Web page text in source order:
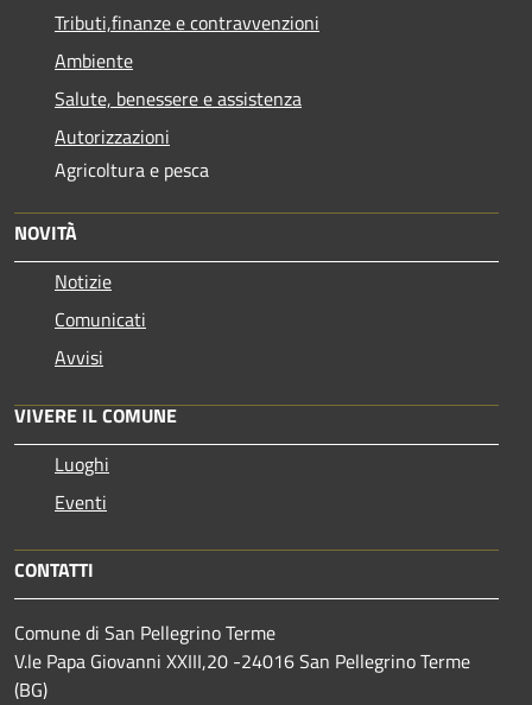
Tributi,finanze e contravvenzioni
Ambiente
Salute, benessere e assistenza
Autorizzazioni
Agricoltura e pesca
NOVITÀ
Notizie
Comunicati
Avvisi
VIVERE IL COMUNE
Luoghi
Eventi
CONTATTI
Comune di San Pellegrino Terme
V.le Papa Giovanni XXIII,20 -24016 San Pellegrino Terme
(BG)